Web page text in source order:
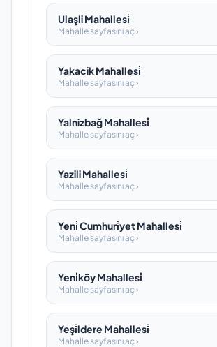
Ulaşli Mahallesi̇
Mahalle sayfasını aç ›
Yakacik Mahallesi̇
Mahalle sayfasını aç ›
Yalnizbağ Mahallesi̇
Mahalle sayfasını aç ›
Yazili Mahallesi̇
Mahalle sayfasını aç ›
Yeni̇ Cumhuri̇yet Mahallesi̇
Mahalle sayfasını aç ›
Yeni̇köy Mahallesi̇
Mahalle sayfasını aç ›
Yeşi̇ldere Mahallesi̇
Mahalle sayfasını aç ›